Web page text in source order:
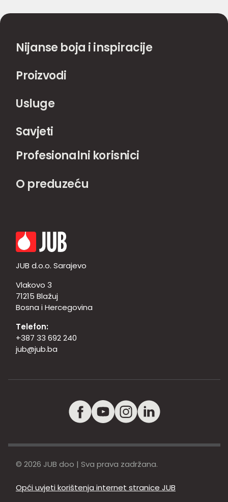
Nijanse boja i inspiracije
Proizvodi
Usluge
Savjeti
Profesionalni korisnici
O preduzeću
JUB d.o.o. Sarajevo
Vlakovo 3
71215 Blažuj
Bosna i Hercegovina
Telefon:
+387 33 692 240
jub@jub.ba
© 2026 JUB doo | Sva prava zadržana.
Opći uvjeti korištenja internet stranice JUB